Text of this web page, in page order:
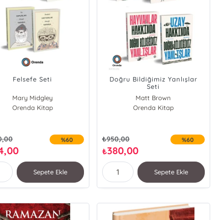
Felsefe Seti
Mary Midgley
Peter Cave
Orenda Kitap
%60
Sepete Ekle
Doğru Bildiğimiz Yanlışlar
Seti
Matt Brown
Orenda Kitap
₺950,00
₺380,00
%60
Sepete Ekle